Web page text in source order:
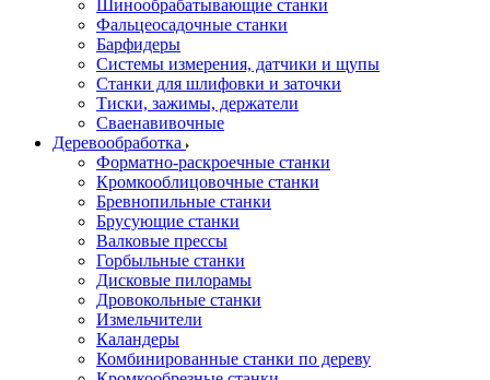
Шинообрабатывающие станки
Фальцеосадочные станки
Барфидеры
Системы измерения, датчики и щупы
Станки для шлифовки и заточки
Тиски, зажимы, держатели
Cваенавивочные
Деревообработка
Форматно-раскроечные станки
Кромкооблицовочные станки
Бревнопильные станки
Брусующие станки
Валковые прессы
Горбыльные станки
Дисковые пилорамы
Дровокольные станки
Измельчители
Каландеры
Комбинированные станки по дереву